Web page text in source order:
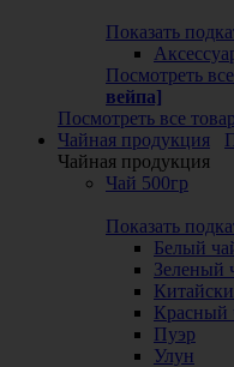
Показать
Посмотреть
вейпа]
Посмотреть все
Чайная продукция
Чайная продукция
Чай 500гр
Показать
Белый
Зеленый
Красный
Пуэр
Улун